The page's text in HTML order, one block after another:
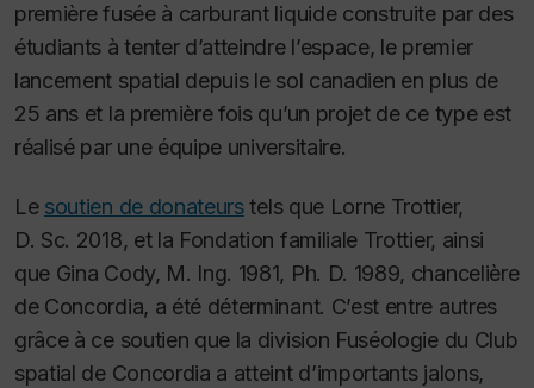
première fusée à carburant liquide construite par des
étudiants à tenter d’atteindre l’espace, le premier
lancement spatial depuis le sol canadien en plus de
25 ans et la première fois qu’un projet de ce type est
réalisé par une équipe universitaire.
Le soutien de donateurstels que Lorne Trottier,
D. Sc. 2018, et la Fondation familiale Trottier, ainsi
que Gina Cody, M. Ing. 1981, Ph. D. 1989, chancelière
de Concordia, a été déterminant. C’est entre autres
grâce à ce soutien que la division Fuséologie du Club
spatial de Concordia a atteint d’importants jalons,